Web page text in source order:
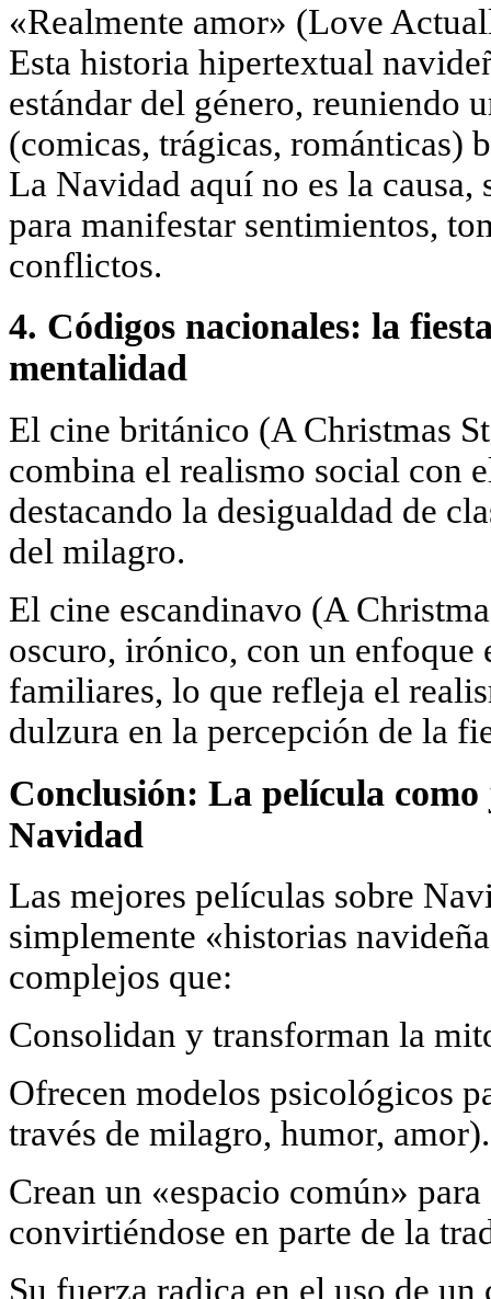
«Realmente amor» (Love
Esta historia hipertextual
estándar del género, reuniendo
(comicas, trágicas, románticas)
La Navidad aquí no es la
para manifestar sentimientos,
conflictos.
4. Códigos nacionales: la
mentalidad
El cine británico (A Christmas
combina el realismo social con
destacando la desigualdad de
del milagro.
El cine escandinavo (A
oscuro, irónico, con un enfoque
familiares, lo que refleja el
dulzura en la percepción de la
Conclusión: La película
Navidad
Las mejores películas sobre
simplemente «historias
complejos que:
Consolidan y transforman la
Ofrecen modelos psicológicos
través de milagro, humor, amor).
Crean un «espacio común»
convirtiéndose en parte de la
Su fuerza radica en el uso de